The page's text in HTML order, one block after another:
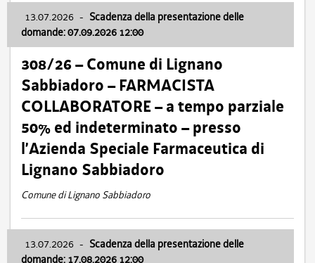
13.07.2026 - Scadenza della presentazione delle
domande: 07.09.2026 12:00
308/26 – Comune di Lignano
Sabbiadoro – FARMACISTA
COLLABORATORE – a tempo parziale
50% ed indeterminato – presso
l’Azienda Speciale Farmaceutica di
Lignano Sabbiadoro
Comune di Lignano Sabbiadoro
13.07.2026 - Scadenza della presentazione delle
domande: 17.08.2026 12:00